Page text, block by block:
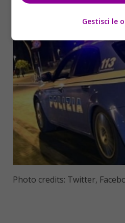
Photo credits: Twitter,
Gestisci le